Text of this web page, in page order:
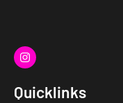
I
n
s
a
Quicklinks